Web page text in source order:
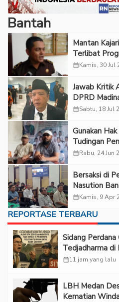
Bantah
Mantan
Terlibat
calendar_monthKamis, 30 Jul
Jawab Kritik
DPRD
Ilegal
calendar_monthSabtu, 18 Jul
Gunakan
Tudingan
Desa
calendar_monthRabu, 24 Jun
Bersaksi di
Nasution
calendar_monthKamis, 9 Apr
REPORTASE TERBARU
Sidang
Tedjadharma di
PUPN Mangkir
calendar_month11 jam yang lalu
LBH Medan
Kematian